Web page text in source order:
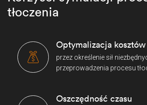
tłoczenia
Optymalizacja kosztów
przez określenie sił
przeprowadzenia procesu
Oszczędność czasu